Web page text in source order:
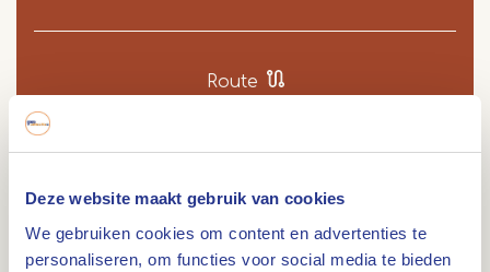
Deze website maakt gebruik van cookies
We gebruiken cookies om content en advertenties te
personaliseren, om functies voor social media te bieden
Route
De Paterskerk is een laatgotische kloosterkerk en
'St. Hieronymus'. De kerk werd door de jaren heen